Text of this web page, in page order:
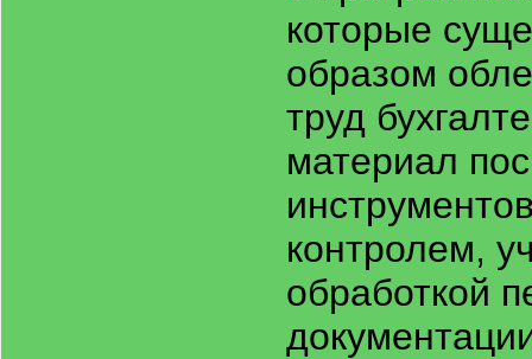
которые
образом
труд
материал
контролем,
обработкой